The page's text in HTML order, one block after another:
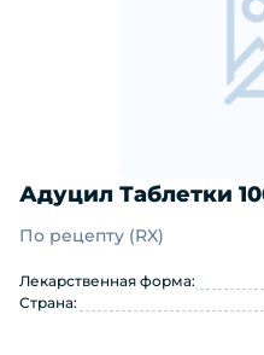
Адуцил Таблетки
Адуцил
По рецепту (RX)
Лекарственная форма:
Страна: